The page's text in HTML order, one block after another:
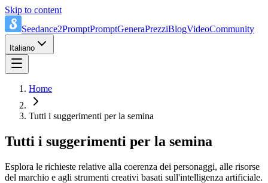
Skip to content
Seedance2PromptPromptGeneraPrezziBlogVideoCommunity
Italiano
Home
Tutti i suggerimenti per la semina
Tutti i suggerimenti per la semina
Esplora le richieste relative alla coerenza dei personaggi, alle risorse
del marchio e agli strumenti creativi basati sull'intelligenza artificiale.